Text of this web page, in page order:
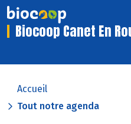
Biocoop Canet En
Accueil
Tout notre agenda